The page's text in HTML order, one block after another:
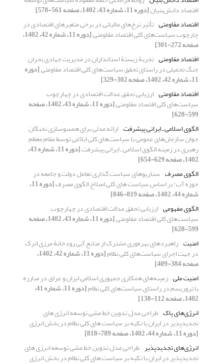
اقتصاد دانش‌بنیان[دوره 11، شماره 43، 1402، صفحه 561-578]
اقتصاد مقاومتی تأثیر نرخ‌های مالیاتی در برخی متغیرهای اقتصادی در
چارچوب سیاست‌های کلی اقتصاد مقاومتی [دوره 11، شماره 42، 1402،
صفحه 272-301]
اقتصاد مقاومتی تجربۀ زیستۀ استانداران در مدیریت جهادی بحران
جنگ تحمیلی در راستای تحقق سیاست‌های کلی اقتصاد مقاومتی[دوره
11، شماره 42، 1402، صفحه 302-329]
اقتصاد مقاومتی ارزیابی تحقق عدالت اقتصادی در چهارچوب
سیاست‌های کلی اقتصاد مقاومتی [دوره 11، شماره 43، 1402، صفحه
599-628]
الگوی اسلامی ـ ایرانی پیشرفت ارائه مدلی برای همسوسازی نخبگان
جوان سازمان‌های عمومی با سیاست‌های کلی ابلاغی توسط مقام معظم
رهبری در زمینه الگوی اسلامی ـ ایرانی پیشرفت [دوره 11، شماره 43،
1402، صفحه 629-654]
الگوی مصرف سناریوهای سیاست گذاری تعامل دولت و جامعه در
حوزه آب: بر اساس سیاست های کلی اصلاح الگوی مصرف [دوره 11،
شماره 44، 1402، صفحه 819-846]
الگوی مفهومی ارزیابی تحقق عدالت اقتصادی در چهارچوب
سیاست‌های کلی اقتصاد مقاومتی [دوره 11، شماره 43، 1402، صفحه
599-628]
امنیت راهبردهای بهره‌وری مشترک از منابع آبی رودخانۀ مرزی اترک
در جهت اجرای سیاست‌های کلی نظام [دوره 11، شماره 42، 1402،
صفحه 384-409]
امنیت ملی زمینه‌های همکاری جمهوری اسلامی ایران و عراق در مبارزه
با تروریسم در راستای سیاست‌های کلی نظام [دوره 11، شماره 41،
1402، صفحه 112-138]
انرژی‌های پاک طراحی مدل تدوین خط مشی توسعه انرژی های
تجدیدپذیر در ایران با تکیه بر سیاست های کلی نظام در بخش انرژی
[دوره 11، شماره 44، 1402، صفحه 789-818]
انرژی‌های تجدیدپذیر طراحی مدل تدوین خط مشی توسعه انرژی های
تجدیدپذیر در ایران با تکیه بر سیاست های کلی نظام در بخش انرژی